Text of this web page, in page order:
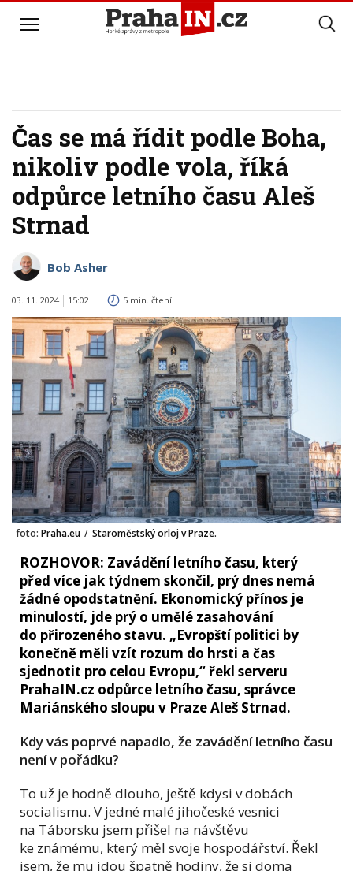
Čas se má řídit podle Boha,
nikoliv podle vola, říká
odpůrce letního času Aleš
Strnad
Bob Asher
03. 11. 2024 15:02 5 min. čtení
foto: Praha.eu / Staroměstský orloj v Praze.
ROZHOVOR: Zavádění letního času, který
před více jak týdnem skončil, prý dnes nemá
žádné opodstatnění. Ekonomický přínos je
minulostí, jde prý o umělé zasahování
do přirozeného stavu. „Evropští politici by
konečně měli vzít rozum do hrsti a čas
sjednotit pro celou Evropu,“ řekl serveru
PrahaIN.cz odpůrce letního času, správce
Mariánského sloupu v Praze Aleš Strnad.
Kdy vás poprvé napadlo, že zavádění letního času
není v pořádku?
To už je hodně dlouho, ještě kdysi v dobách
socialismu. V jedné malé jihočeské vesnici
na Táborsku jsem přišel na návštěvu
ke známému, který měl svoje hospodářství. Řekl
jsem, že mu jdou špatně hodiny, že si doma